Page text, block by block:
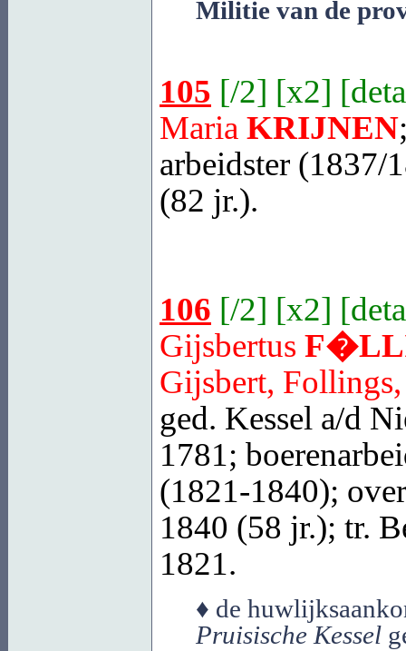
Militie van de
105 [/2] [x2] [
Maria KRIJNEN
arbeidster
(82 jr.).
106 [/2] [x2] [
Gijsbertus
Gijsbert,
ged. Kessel a/d
1781;
(1821-1840);
1840 (58 jr.); tr.
1821.
♦ de
Pruisische Kessel